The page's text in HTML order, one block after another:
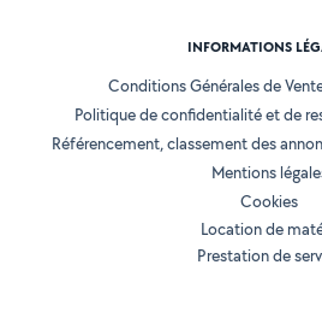
INFORMATIONS
Conditions Générales de
Politique de confidentialité et de
Référencement, classement des
Mentions
Cookies
Location de
Prestation de